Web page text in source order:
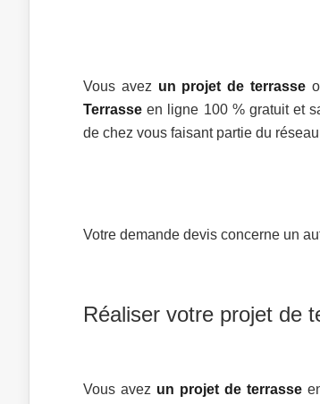
Vous avez un projet de terrasse
Terrasse en ligne 100 % gratuit et
de chez vous faisant partie du réseau
Votre demande devis concerne un
Réaliser votre projet de
Vous avez un projet de terrasse